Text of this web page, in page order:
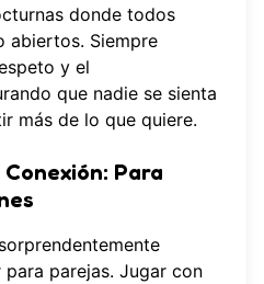
donde todos
abiertos. Siempre
y el
que nadie se sienta
más de lo que quiere.
Para
parejas. Jugar con